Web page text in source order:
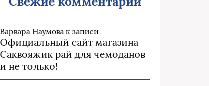
Варвара Наумова к записи
Официальный сайт магазина
Саквояжик рай для чемоданов
и не только!